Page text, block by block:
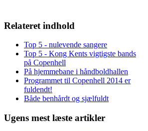
Relateret indhold
Top 5 - nulevende sangere
Top 5 - Kong Kents vigtigste bands
på Copenhell
På hjemmebane i håndboldhallen
Programmet til Copenhell 2014 er
fuldendt!
Både benhårdt og sjælfuldt
Ugens mest læste artikler